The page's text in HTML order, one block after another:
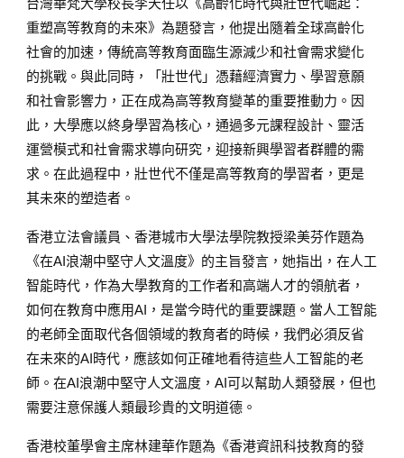
台灣華梵大學校長李天任以《高齡化時代與壯世代崛起：
重塑高等教育的未來》為題發言，他提出隨着全球高齡化
社會的加速，傳統高等教育面臨生源減少和社會需求變化
的挑戰。與此同時，「壯世代」憑藉經濟實力、學習意願
和社會影響力，正在成為高等教育變革的重要推動力。因
此，大學應以終身學習為核心，通過多元課程設計、靈活
運營模式和社會需求導向研究，迎接新興學習者群體的需
求。在此過程中，壯世代不僅是高等教育的學習者，更是
其未來的塑造者。
香港立法會議員、香港城市大學法學院教授梁美芬作題為
《在AI浪潮中堅守人文溫度》的主旨發言，她指出，在人工
智能時代，作為大學教育的工作者和高端人才的領航者，
如何在教育中應用AI，是當今時代的重要課題。當人工智能
的老師全面取代各個領域的教育者的時候，我們必須反省
在未來的AI時代，應該如何正確地看待這些人工智能的老
師。在AI浪潮中堅守人文溫度，AI可以幫助人類發展，但也
需要注意保護人類最珍貴的文明道德。
香港校董學會主席林建華作題為《香港資訊科技教育的發